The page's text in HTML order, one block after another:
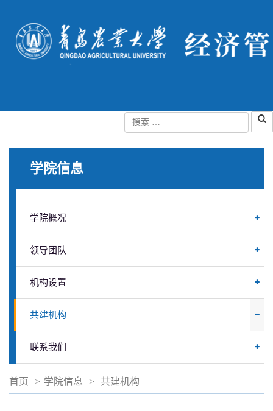
学院信息
学院概况
领导团队
机构设置
共建机构
联系我们
首页 > 学院信息 > 共建机构